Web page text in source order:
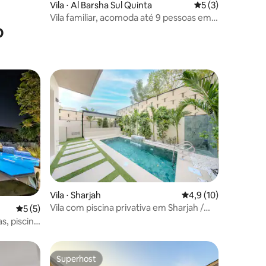
Vila ⋅ Al Barsha Sul Quinta 5 de uma
5 (3)
Vila familiar, acomoda até 9 pessoas em
5 de uma avaliação média de 5, 5 avaliações
5 (5)
piscina
Vila ⋅ Sharjah 4,9 de uma
4,9 (10)
Vila com piscina privativa em Sharjah /
Superhost